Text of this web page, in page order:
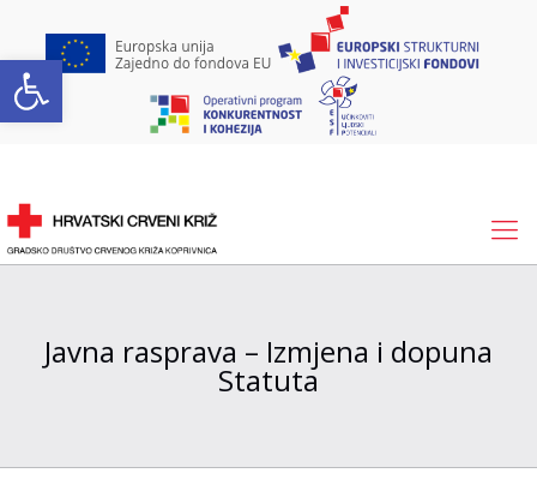
Open toolbar
Javna rasprava – Izmjena i dopuna
Statuta